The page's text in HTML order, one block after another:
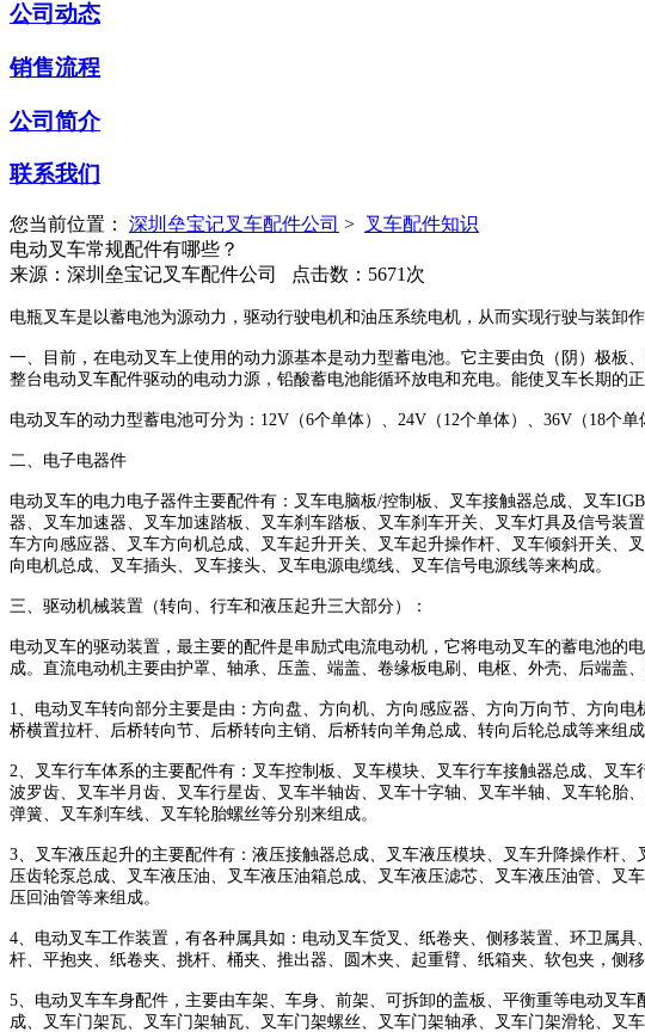
公司动态
销售流程
公司简介
联系我们
您当前位置： 深圳垒宝记叉车配件公司 > 叉车配件知识
电动叉车常规配件有哪些？
来源：深圳垒宝记叉车配件公司 点击数：5671次
电瓶叉车是以蓄电池为源动力，驱动行驶电机和油压系统电机，从而实现行驶与装卸
一、目前，在电动叉车上使用的动力源基本是动力型蓄电池。它主要由负（阴）极
整台电动叉车配件驱动的电动力源，铅酸蓄电池能循环放电和充电。能使叉车长期的
电动叉车的动力型蓄电池可分为：12V（6个单体）、24V（12个单体）、36V（18个
二、电子电器件
电动叉车的电力电子器件主要配件有：叉车电脑板/控制板、叉车接触器总成、叉车
器、叉车加速器、叉车加速踏板、叉车刹车踏板、叉车刹车开关、叉车灯具及信号装
车方向感应器、叉车方向机总成、叉车起升开关、叉车起升操作杆、叉车倾斜开关
向电机总成、叉车插头、叉车接头、叉车电源电缆线、叉车信号电源线等来构成。
三、驱动机械装置（转向、行车和液压起升三大部分）：
电动叉车的驱动装置，最主要的配件是串励式电流电动机，它将电动叉车的蓄电池
成。直流电动机主要由护罩、轴承、压盖、端盖、卷缘板电刷、电枢、外壳、后端盖
1、电动叉车转向部分主要是由：方向盘、方向机、方向感应器、方向万向节、方向
桥横置拉杆、后桥转向节、后桥转向主销、后桥转向羊角总成、转向后轮总成等来组成
2、叉车行车体系的主要配件有：叉车控制板、叉车模块、叉车行车接触器总成、叉
波罗齿、叉车半月齿、叉车行星齿、叉车半轴齿、叉车十字轴、叉车半轴、叉车轮
弹簧、叉车刹车线、叉车轮胎螺丝等分别来组成。
3、叉车液压起升的主要配件有：液压接触器总成、叉车液压模块、叉车升降操作杆
压齿轮泵总成、叉车液压油、叉车液压油箱总成、叉车液压滤芯、叉车液压油管、
压回油管等来组成。
4、电动叉车工作装置，有各种属具如：电动叉车货叉、纸卷夹、侧移装置、环卫属
杆、平抱夹、纸卷夹、挑杆、桶夹、推出器、圆木夹、起重臂、纸箱夹、软包夹，侧
5、电动叉车车身配件，主要由车架、车身、前架、可拆卸的盖板、平衡重等电动叉
成、叉车门架瓦、叉车门架轴瓦、叉车门架螺丝、叉车门架轴承、叉车门架滑轮、叉